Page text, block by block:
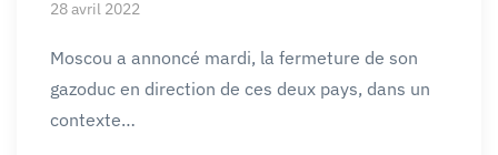
28 avril 2022
Moscou a annoncé mardi, la fermeture de son
gazoduc en direction de ces deux pays, dans un
contexte…